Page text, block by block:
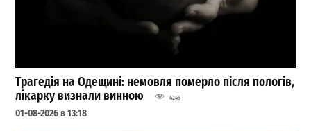
Трагедія на Одещині: немовля померло після пологів,
лікарку визнали винною
4245
01-08-2026 в 13:18